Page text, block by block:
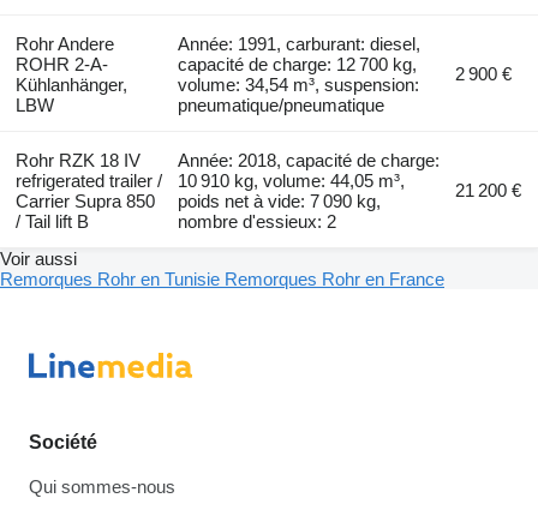
Rohr Andere
ROHR 2-A-
Kühlanhänger,
LBW
Année: 1991, carburant: diesel,
capacité de charge: 12 700 kg,
volume: 34,54 m³, suspension:
pneumatique/pneumatique
2 900 €
Rohr RZK 18 IV
refrigerated trailer /
Carrier Supra 850
/ Tail lift B
Année: 2018, capacité de charge:
10 910 kg, volume: 44,05 m³,
poids net à vide: 7 090 kg,
nombre d'essieux: 2
21 200 €
Voir aussi
Remorques Rohr en Tunisie Remorques Rohr en France
Société
Qui sommes-nous